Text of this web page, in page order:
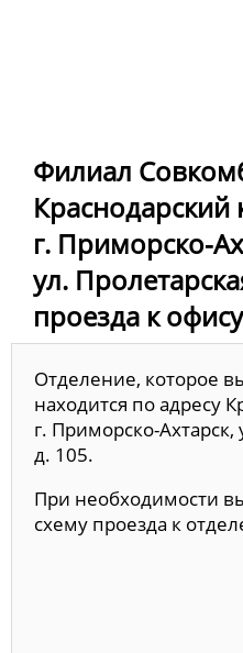
Филиал
Краснодарский
г. Приморско-
ул.
проезда к офису
Отделение, которое
находится по адресу
г. Приморско-Ахтарск,
д. 105.
При необходимости
схему проезда к